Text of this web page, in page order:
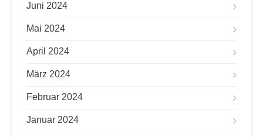
Juni 2024
Mai 2024
April 2024
März 2024
Februar 2024
Januar 2024